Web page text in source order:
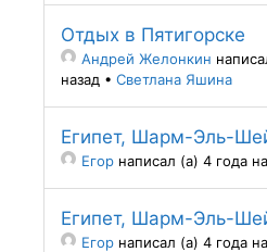
Отдых в Пятигорске
Андрей Желонкин
назад • Светлана Яшина
Египет, Шарм-Эль-
Егор написал (а) 4 года
Египет, Шарм-Эль-
Егор написал (а) 4 года